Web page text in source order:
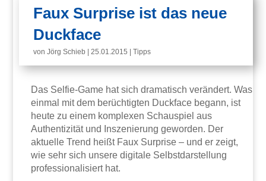
Faux Surprise ist das neue
Duckface
vonJörg Schieb |25.01.2015 |Tipps
Das Selfie-Game hat sich dramatisch verändert. Was
einmal mit dem berüchtigten Duckface begann, ist
heute zu einem komplexen Schauspiel aus
Authentizität und Inszenierung geworden. Der
aktuelle Trend heißt Faux Surprise – und er zeigt,
wie sehr sich unsere digitale Selbstdarstellung
professionalisiert hat.